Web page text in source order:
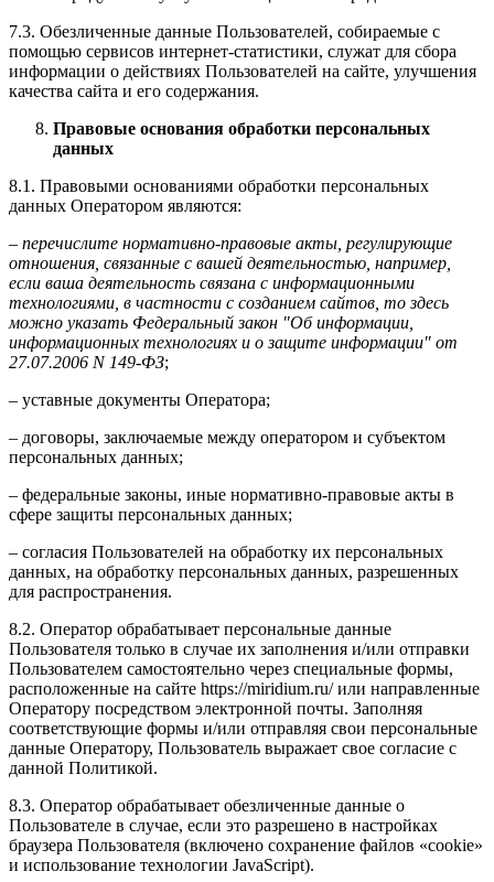
7.3. Обезличенные данные Пользователей, собираемые с
помощью сервисов интернет-статистики, служат для сбора
информации о действиях Пользователей на сайте, улучшения
качества сайта и его содержания.
Правовые основания обработки персональных
данных
8.1. Правовыми основаниями обработки персональных
данных Оператором являются:
– перечислите нормативно-правовые акты, регулирующие
отношения, связанные с вашей деятельностью, например,
если ваша деятельность связана с информационными
технологиями, в частности с созданием сайтов, то здесь
можно указать Федеральный закон "Об информации,
информационных технологиях и о защите информации" от
27.07.2006 N 149-ФЗ;
– уставные документы Оператора;
– договоры, заключаемые между оператором и субъектом
персональных данных;
– федеральные законы, иные нормативно-правовые акты в
сфере защиты персональных данных;
– согласия Пользователей на обработку их персональных
данных, на обработку персональных данных, разрешенных
для распространения.
8.2. Оператор обрабатывает персональные данные
Пользователя только в случае их заполнения и/или отправки
Пользователем самостоятельно через специальные формы,
расположенные на сайте https://miridium.ru/ или направленные
Оператору посредством электронной почты. Заполняя
соответствующие формы и/или отправляя свои персональные
данные Оператору, Пользователь выражает свое согласие с
данной Политикой.
8.3. Оператор обрабатывает обезличенные данные о
Пользователе в случае, если это разрешено в настройках
браузера Пользователя (включено сохранение файлов «cookie»
и использование технологии JavaScript).